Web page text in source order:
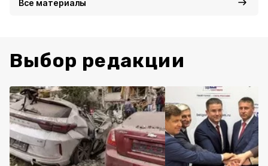
Все материалы
Выбор редакции